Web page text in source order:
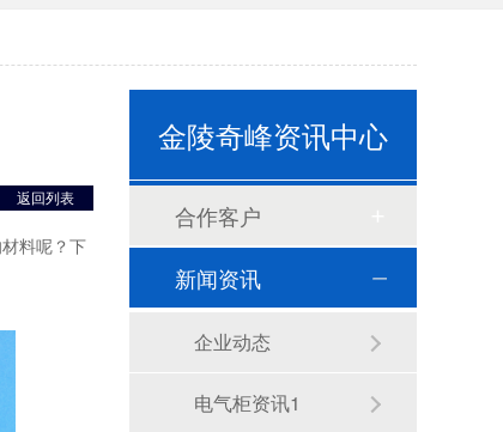
返回列表
料呢？下
金陵奇峰资讯中心
合作客户
新闻资讯
企业动态
电气柜资讯1
GGD变频控制柜